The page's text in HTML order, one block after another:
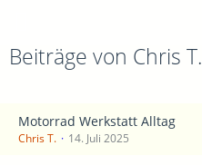
Beiträge von Chris T.
Motorrad Werkstatt Alltag
Chris T. 14. Juli 2025